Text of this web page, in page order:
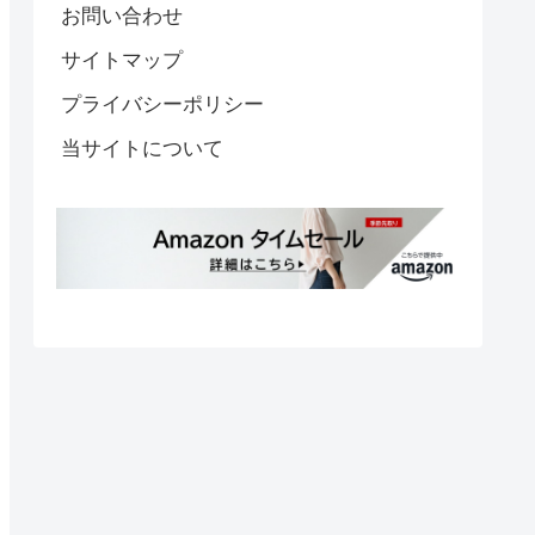
お問い合わせ
サイトマップ
プライバシーポリシー
当サイトについて